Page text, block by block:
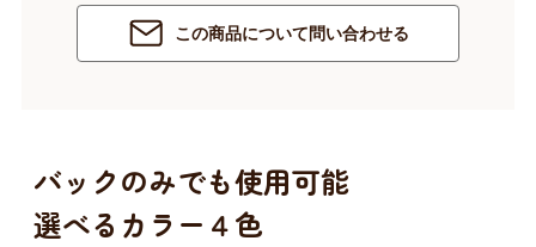
この商品について問い合わせる
バックのみでも使用可能
選べるカラー４色